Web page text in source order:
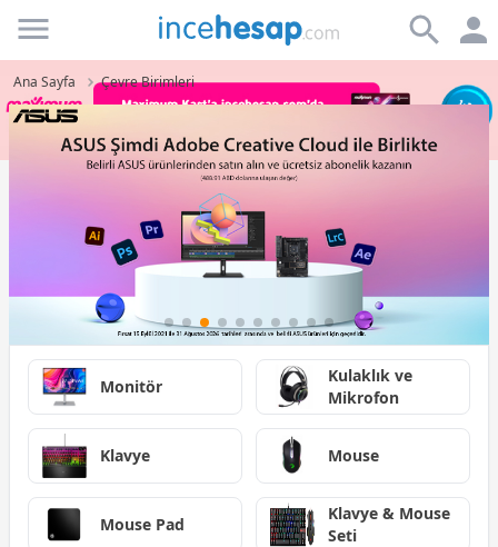
Incehesap
Ana Sayfa Çevre Birimleri
Monitör
Kulaklık ve
Mikrofon
Klavye Mouse
Mouse Pad
Klavye & Mouse
Seti